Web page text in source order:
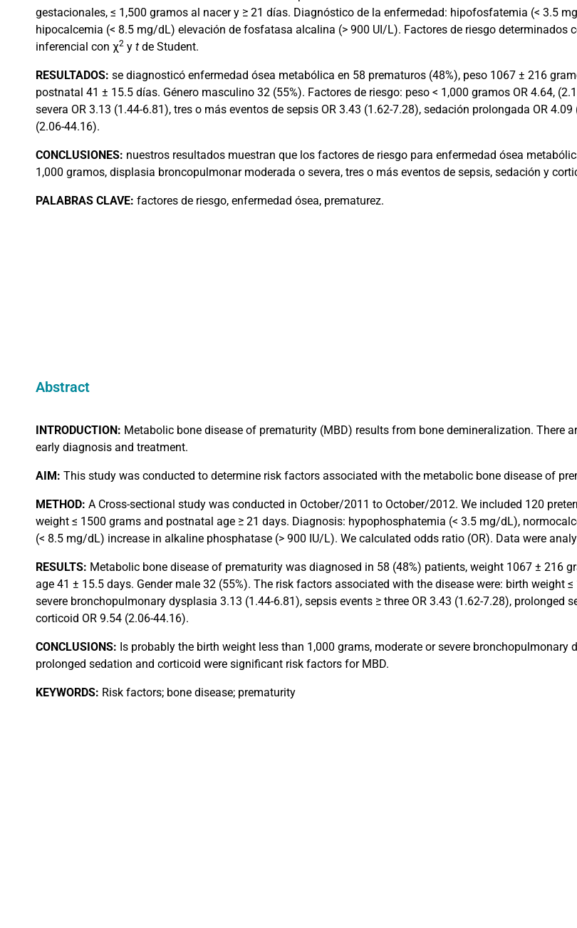
gestacionales, ≤ 1,500 gramos al nacer y ≥ 21 días. Diagnóstico de la enfermedad: hipofosfatemia (< 3.5
hipocalcemia (< 8.5 mg/dL) elevación de fosfatasa alcalina (> 900 UI/L). Factores de riesgo determinados
inferencial con χ2 y t de Student.
RESULTADOS: se diagnosticó enfermedad ósea metabólica en 58 prematuros (48%), peso 1067 ± 216
postnatal 41 ± 15.5 días. Género masculino 32 (55%). Factores de riesgo: peso < 1,000 gramos OR 4.64,
severa OR 3.13 (1.44-6.81), tres o más eventos de sepsis OR 3.43 (1.62-7.28), sedación prolongada OR
(2.06-44.16).
CONCLUSIONES: nuestros resultados muestran que los factores de riesgo para enfermedad ósea
1,000 gramos, displasia broncopulmonar moderada o severa, tres o más eventos de sepsis, sedación y
PALABRAS CLAVE: factores de riesgo, enfermedad ósea, prematurez.
Abstract
INTRODUCTION: Metabolic bone disease of prematurity (MBD) results from bone demineralization. There
early diagnosis and treatment.
AIM: This study was conducted to determine risk factors associated with the metabolic bone disease of
METHOD: A Cross-sectional study was conducted in October/2011 to October/2012. We included 120
weight ≤ 1500 grams and postnatal age ≥ 21 days. Diagnosis: hypophosphatemia (< 3.5 mg/dL),
(< 8.5 mg/dL) increase in alkaline phosphatase (> 900 IU/L). We calculated odds ratio (OR). Data were
RESULTS: Metabolic bone disease of prematurity was diagnosed in 58 (48%) patients, weight 1067 ± 216
age 41 ± 15.5 days. Gender male 32 (55%). The risk factors associated with the disease were: birth weight
severe bronchopulmonary dysplasia 3.13 (1.44-6.81), sepsis events ≥ three OR 3.43 (1.62-7.28), prolonged
corticoid OR 9.54 (2.06-44.16).
CONCLUSIONS: Is probably the birth weight less than 1,000 grams, moderate or severe bronchopulmonary
prolonged sedation and corticoid were significant risk factors for MBD.
KEYWORDS: Risk factors; bone disease; prematurity